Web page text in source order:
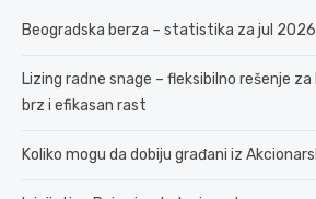
Beogradska berza – statistika za jul
Lizing radne snage – fleksibilno rešenje
brz i efikasan rast
Koliko mogu da dobiju građani iz